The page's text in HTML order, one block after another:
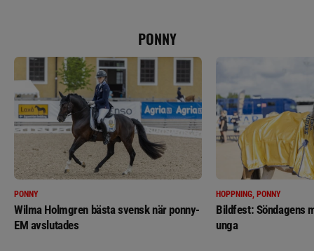
PONNY
PONNY
Wilma Holmgren bästa svensk när ponny-
EM avslutades
HOPPNING, PONNY
Bildfest: Söndagens
unga